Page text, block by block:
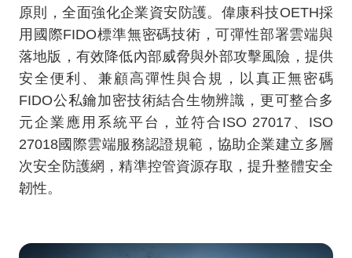
原則，全面強化企業資安防護。偉康科技OETH採
用國際FIDO標準無密碼技術，可彈性部署雲端與
落地版，有效降低內部威脅與外部攻擊風險，提供
安全便利、兼顧高彈性與合規，以真正無密碼
FIDO公私鑰加密技術結合生物辨識，更可整合多
元企業應用系統平台，並符合 ISO 27017 、 ISO
27018國際雲端服務認證規範，協助企業建立多層
次安全防護網，精準控管資源存取，提升整體安全
韌性。